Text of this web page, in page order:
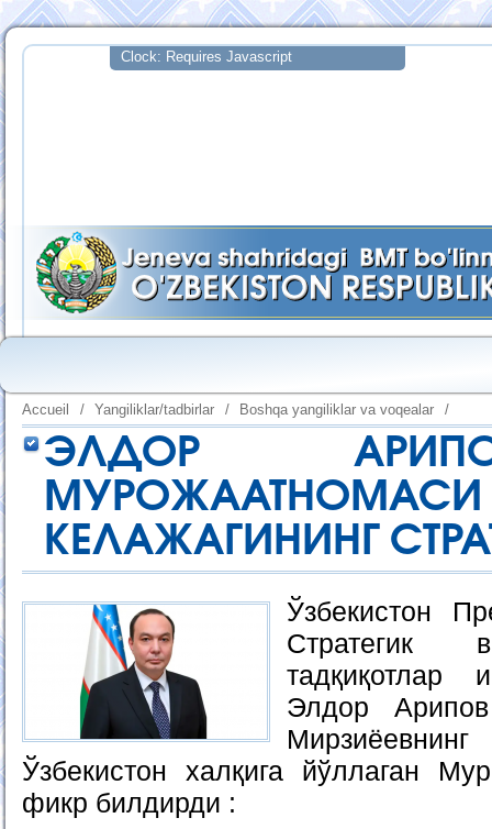
Accueil / Yangiliklar/tadbirlar / Boshqa yangiliklar va voqealar /
ЭЛДОР
КЕЛАЖАГИНИНГ
Ўзбекистон
Стратегик
тадқиқотлар
Элдор
Ўзбекистон халқига йўллаган
фикр билдирди :